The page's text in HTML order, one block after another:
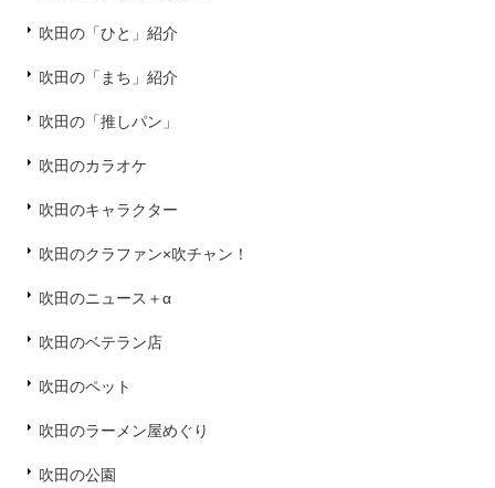
吹田の「ひと」紹介
吹田の「まち」紹介
吹田の「推しパン」
吹田のカラオケ
吹田のキャラクター
吹田のクラファン×吹チャン！
吹田のニュース＋α
吹田のベテラン店
吹田のペット
吹田のラーメン屋めぐり
吹田の公園